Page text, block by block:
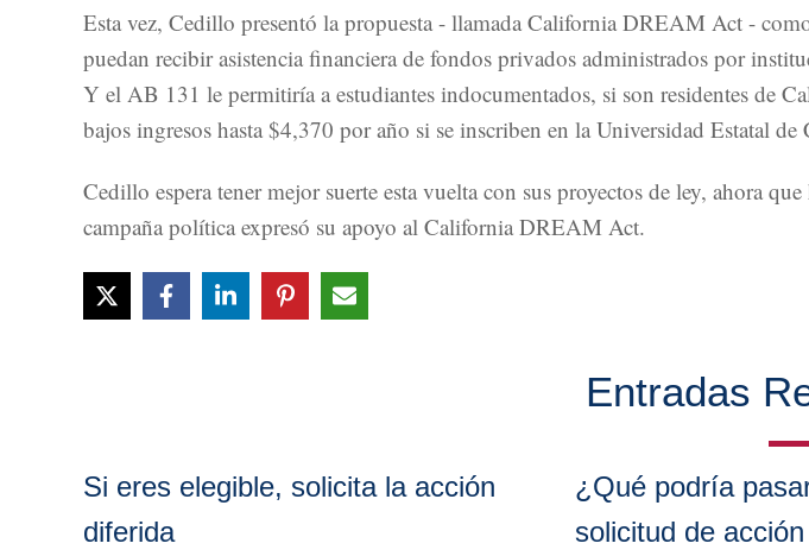
Esta vez, Cedillo presentó la propuesta - llamada California DREAM Act -
puedan recibir asistencia financiera de fondos privados administrados por
Y el AB 131 le permitiría a estudiantes indocumentados, si son residentes de
bajos ingresos hasta $4,370 por año si se inscriben en la Universidad Estatal
Cedillo espera tener mejor suerte esta vuelta con sus proyectos de ley, ahora
campaña política expresó su apoyo al California DREAM Act.
Entradas
Si eres elegible, solicita la acción
diferida
¿Qué podría
solicitud de